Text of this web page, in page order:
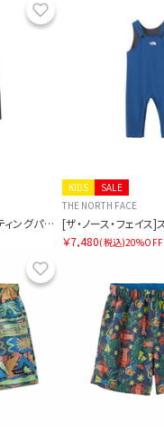
お気に入り
[ザ・ノース・フェイス]キルティングパンツ（ベビー）
SALE
KIDS
THE NORTH FACE
￥7,480(税込)20%OFF
お気に入り